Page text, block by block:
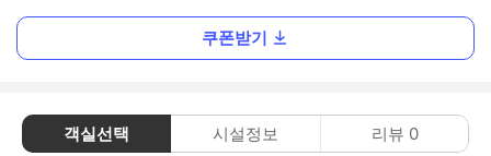
쿠폰받기
객실선택 시설정보 리뷰 0